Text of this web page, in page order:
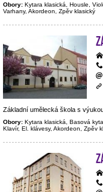
Obory: Kytara klasická, Housle,
Varhany, Akordeon, Zpěv klasický
Základní umělecká škola s
Obory: Kytara klasická, Basová
Klavír, El. klávesy, Akordeon, Zpěv